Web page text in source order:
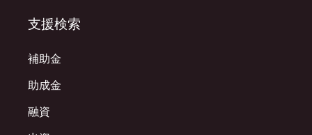
支援検索
補助金
助成金
融資